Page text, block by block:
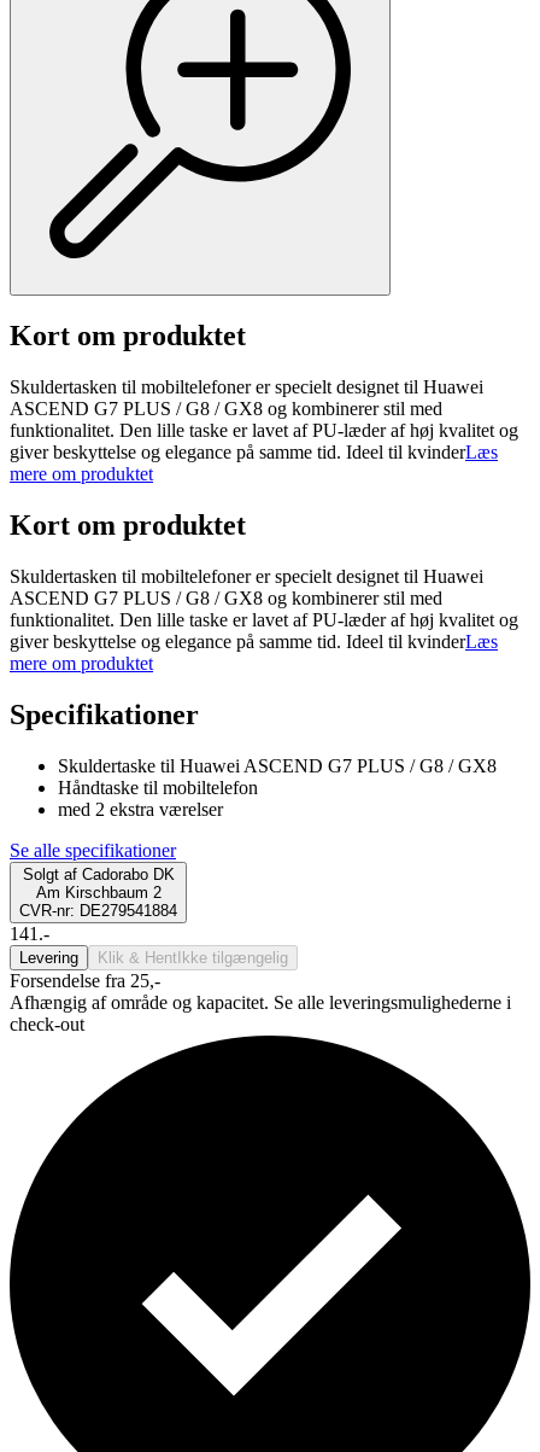
Kort om produktet
Skuldertasken til mobiltelefoner er specielt designet til Huawei
ASCEND G7 PLUS / G8 / GX8 og kombinerer stil med
funktionalitet. Den lille taske er lavet af PU-læder af høj kvalitet og
giver beskyttelse og elegance på samme tid. Ideel til kvinderLæs
mere om produktet
Kort om produktet
Skuldertasken til mobiltelefoner er specielt designet til Huawei
ASCEND G7 PLUS / G8 / GX8 og kombinerer stil med
funktionalitet. Den lille taske er lavet af PU-læder af høj kvalitet og
giver beskyttelse og elegance på samme tid. Ideel til kvinderLæs
mere om produktet
Specifikationer
Skuldertaske til Huawei ASCEND G7 PLUS / G8 / GX8
Håndtaske til mobiltelefon
med 2 ekstra værelser
Se alle specifikationer
Solgt af Cadorabo DK
Am Kirschbaum 2
CVR-nr: DE279541884
141.-
Levering Klik & Hent Ikke tilgængelig
Forsendelse fra 25,-
Afhængig af område og kapacitet. Se alle leveringsmulighederne i
check-out